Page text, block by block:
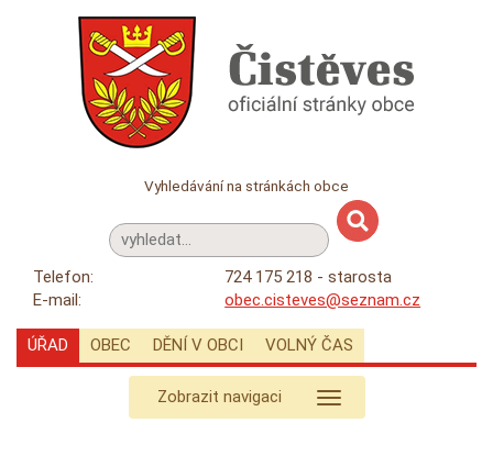
Vyhledávání na stránkách obce
Telefon:
724 175 218 - starosta
E-mail:
obec.cisteves@seznam.cz
ÚŘAD OBEC DĚNÍ V OBCI VOLNÝ ČAS
Zobrazit navigaci